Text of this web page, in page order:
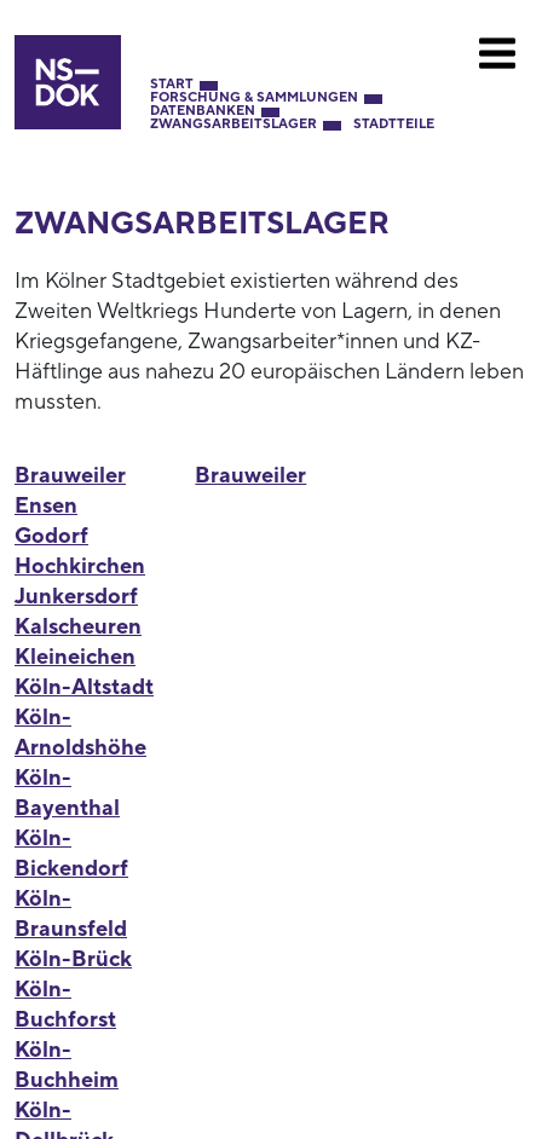
START
FORSCHUNG & SAMMLUNGEN
DATENBANKEN
ZWANGSARBEITSLAGER STADTTEILE
ZWANGSARBEITS­LAGER
Im Kölner Stadtgebiet existierten während des
Zweiten Weltkriegs Hunderte von Lagern, in denen
Kriegsgefangene, Zwangsarbeiter*innen und KZ-
Häftlinge aus nahezu 20 europäischen Ländern leben
mussten.
Brauweiler
Ensen
Godorf
Hochkirchen
Junkersdorf
Kalscheuren
Kleineichen
Köln-Altstadt
Köln-
Arnoldshöhe
Köln-
Bayenthal
Köln-
Bickendorf
Köln-
Braunsfeld
Köln-Brück
Köln-
Buchforst
Köln-
Buchheim
Köln-
Brauweiler